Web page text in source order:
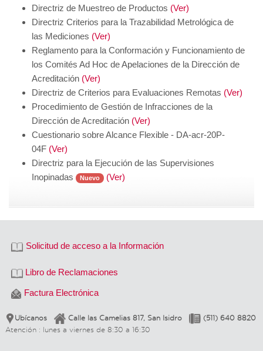
Directriz de Muestreo de Productos (Ver)
Directriz Criterios para la Trazabilidad Metrológica de
las Mediciones (Ver)
Reglamento para la Conformación y Funcionamiento de
los Comités Ad Hoc de Apelaciones de la Dirección de
Acreditación (Ver)
Directriz de Criterios para Evaluaciones Remotas (Ver)
Procedimiento de Gestión de Infracciones de la
Dirección de Acreditación (Ver)
Cuestionario sobre Alcance Flexible - DA-acr-20P-
04F (Ver)
Directriz para la Ejecución de las Supervisiones
Inopinadas
Nuevo (Ver)
Solicitud de acceso a la Información
Libro de Reclamaciones
Factura Electrónica
Ubícanos Calle las Camelias 817, San Isidro
(511) 640 8820
Atención : lunes a viernes de 8:30 a 16:30